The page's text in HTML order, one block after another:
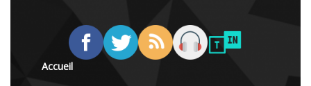
Accueil